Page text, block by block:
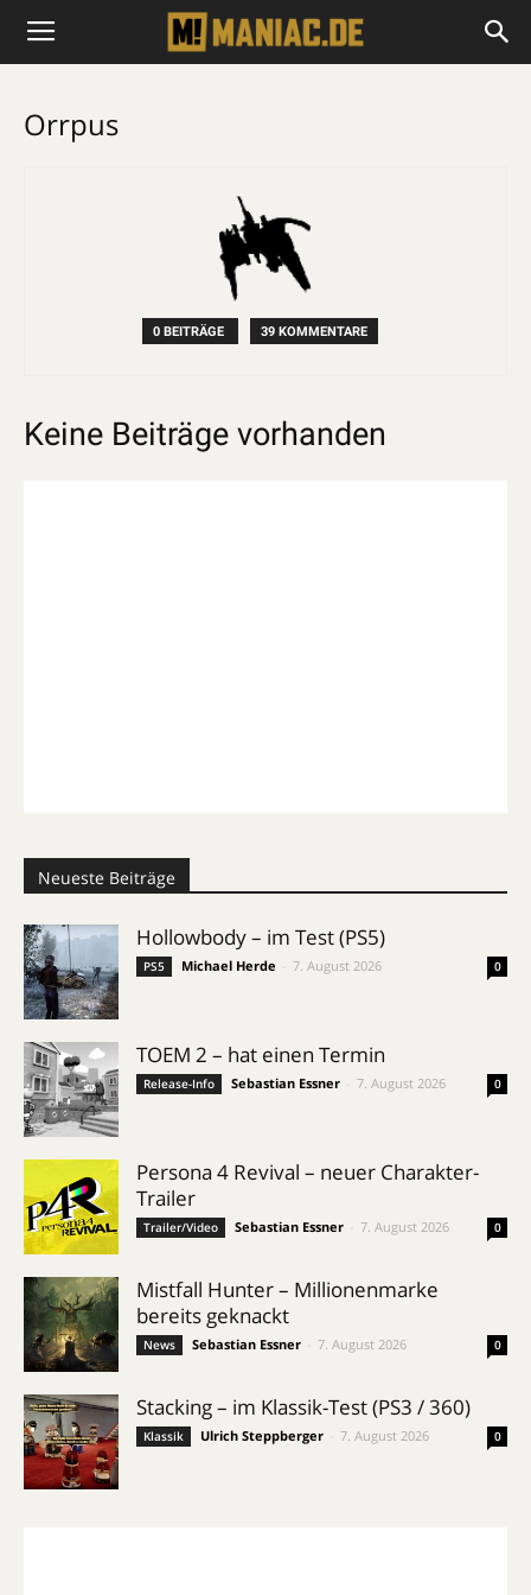
Orrpus
0 BEITRÄGE 39 KOMMENTARE
Keine Beiträge vorhanden
Neueste Beiträge
Hollowbody – im Test (PS5)
PS5 Michael Herde 7. August 2026 0
TOEM 2 – hat einen Termin
Release-Info Sebastian Essner 7. August 2026 0
Persona 4 Revival – neuer Charakter-
Trailer
Trailer/Video Sebastian Essner 7. August 2026 0
Mistfall Hunter – Millionenmarke
bereits geknackt
News Sebastian Essner 7. August 2026 0
Stacking – im Klassik-Test (PS3 / 360)
Klassik Ulrich Steppberger 7. August 2026 0